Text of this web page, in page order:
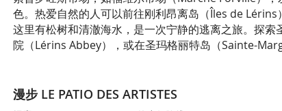
色。热爱自然的人可以前往刚利昂离岛（Îles de Lérins
这里有松树和清澈海水，是一次宁静的逃离之旅。探索
院（Lérins Abbey），或在圣玛格丽特岛（Sainte-
漫步 LE PATIO DES ARTISTES